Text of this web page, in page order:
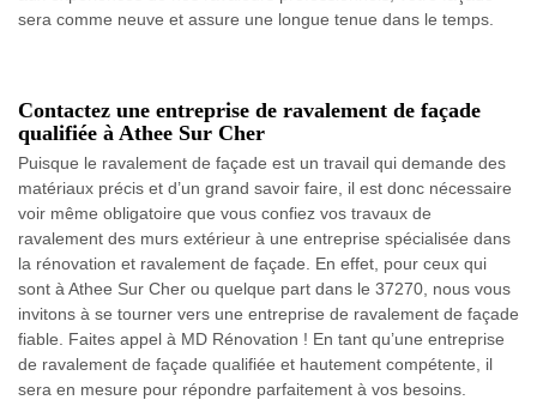
sera comme neuve et assure une longue tenue dans le temps.
Contactez une entreprise de ravalement de façade
qualifiée à Athee Sur Cher
Puisque le ravalement de façade est un travail qui demande des
matériaux précis et d’un grand savoir faire, il est donc nécessaire
voir même obligatoire que vous confiez vos travaux de
ravalement des murs extérieur à une entreprise spécialisée dans
la rénovation et ravalement de façade. En effet, pour ceux qui
sont à Athee Sur Cher ou quelque part dans le 37270, nous vous
invitons à se tourner vers une entreprise de ravalement de façade
fiable. Faites appel à MD Rénovation ! En tant qu’une entreprise
de ravalement de façade qualifiée et hautement compétente, il
sera en mesure pour répondre parfaitement à vos besoins.